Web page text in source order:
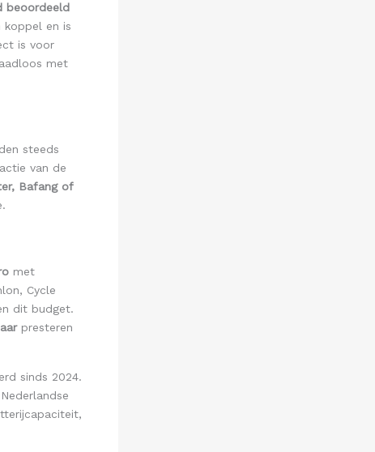
beoordeeld
koppel en is
is voor
met
steeds
van de
Bafang of
met
Cycle
dit budget.
presteren
sinds 2024.